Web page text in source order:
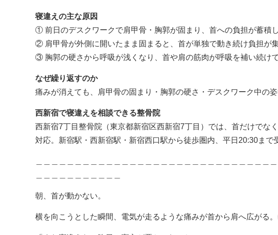
寝違えの主な原因
① 前日のデスクワークで肩甲骨・胸郭が固まり、首への負担が蓄積
② 肩甲骨が外側に開いたまま固まると、首が単独で動き続け負担が
③ 胸郭の硬さから呼吸が浅くなり、首や肩の筋肉が呼吸を補い続け
なぜ繰り返すのか
痛みが消えても、肩甲骨の固 まり・胸郭の硬さ・デスクワーク中の
西新宿で寝違えを相談できる整骨院
西新宿7丁目整骨院（東京都新宿区西新宿7丁目）では、首だけでなく
対応。新宿駅・西新宿駅・新宿西口駅から徒歩圏内、平日20:30まで
朝、首が動かない。
横を向こうとした瞬間、電気が走るような痛みが首から肩へ広がる